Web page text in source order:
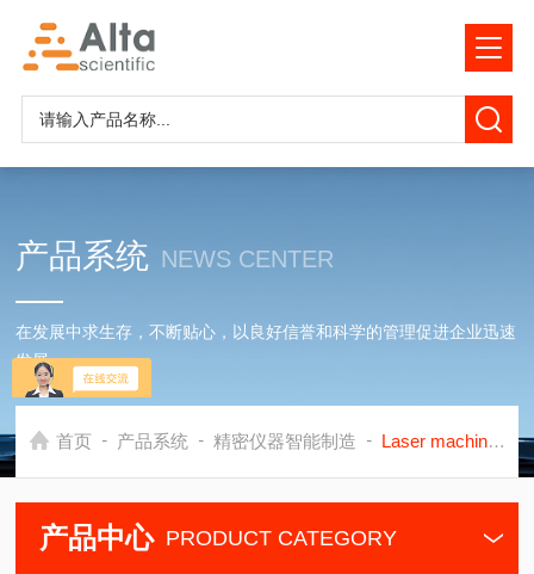
产品系统 NEWS CENTER
在发展中求生存，不断贴心，以良好信誉和科学的管理促进企业迅速
发展
首页 - 产品系统 - 精密仪器智能制造 - Laser machining EM
产品中心 PRODUCT CATEGORY